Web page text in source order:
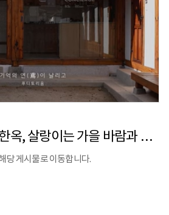
[playlist] 도심 속 한옥, 살랑이는 가을 바람과 함께 듣는 음악 | 버틀러리 X 스톰프뮤직
당 게시물로 이동합니다.